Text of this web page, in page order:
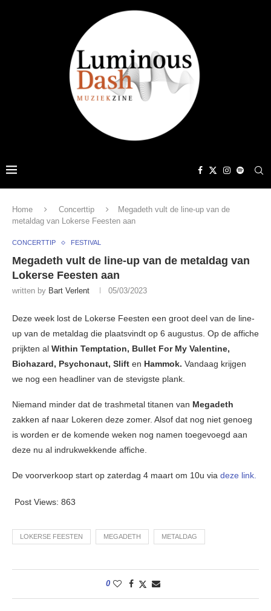
Home Concerttip
Megadeth vult de line-up van de
metaldag van Lokerse Feesten aan
CONCERTTIP FESTIVAL
Megadeth vult de line-up van de metaldag van
Lokerse Feesten aan
written by Bart Verlent 05/03/2023
Deze week lost de Lokerse Feesten een groot deel van de line-
up van de metaldag die plaatsvindt op 6 augustus. Op de affiche
prijkten al Within Temptation, Bullet For My Valentine,
Biohazard, Psychonaut, Slift en Hammok. Vandaag krijgen
we nog een headliner van de stevigste plank.
Niemand minder dat de trashmetal titanen van Megadeth
zakken af naar Lokeren deze zomer. Alsof dat nog niet genoeg
is worden er de komende weken nog namen toegevoegd aan
deze nu al indrukwekkende affiche.
De voorverkoop start op zaterdag 4 maart om 10u via deze link.
Post Views: 863
LOKERSE FEESTEN MEGADETH METALDAG
0